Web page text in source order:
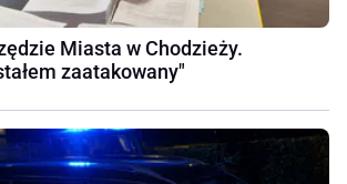
Miasta w Chodzieży.
zaatakowany"